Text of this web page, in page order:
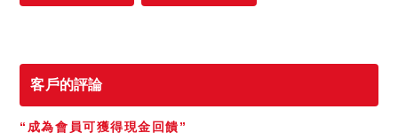
客戶的評論
“成為會員可獲得現金回饋”